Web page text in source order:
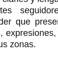
que
zonas.